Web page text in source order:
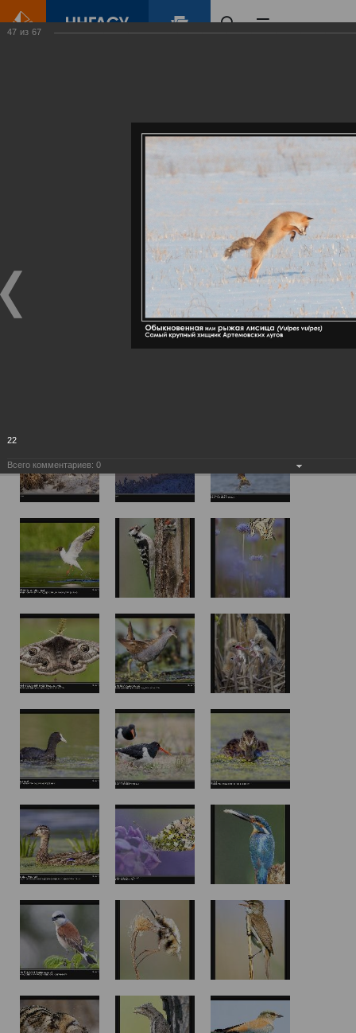
Фотогалерея
47 из 67
22
Всего комментариев: 0